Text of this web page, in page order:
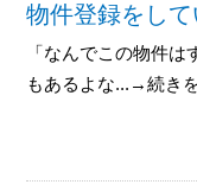
物件登録をし
「なんでこの物件
もあるよな...→続き